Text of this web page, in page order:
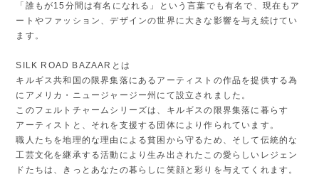
「誰もが15分間は有名になれる」という言葉でも有名で、現在もア
ートやファッション、デザインの世界に大きな影響を与え続けてい
ます。
SILK ROAD BAZAARとは
キルギス共和国の限界集落にあるアーティストの作品を提供する為
にアメリカ・ニュージャージー州にて設立されました。
このフェルトチャームシリーズは、キルギスの限界集落に暮らす
アーティストと、それを支援する団体により作られています。
職人たちを地理的な理由による貧困から守るため、そして伝統的な
工芸文化を継承する活動により生み出されたこの愛らしいレジェン
ドたちは、きっとあなたの暮らしに笑顔と彩りを与えてくれます。